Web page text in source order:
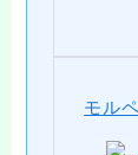
モル